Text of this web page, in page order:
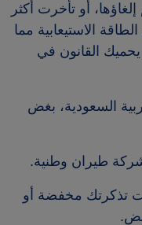
أو تأخرت أكثر
الاستيعابية مما
القانون في
السعودية، بغض
طيران وطنية.
تذكرتك مخفضة أو